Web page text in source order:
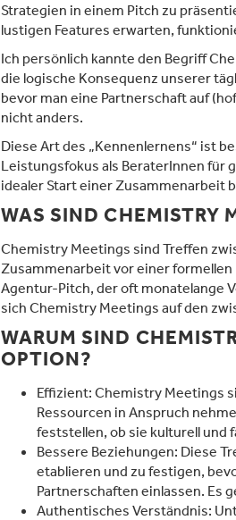
Strategien in einem Pitch zu
lustigen Features erwarten,
Ich persönlich kannte den Begriff
die logische Konsequenz unserer
bevor man eine Partnerschaft auf
nicht anders.
Diese Art des „Kennenlernens“ ist
Leistungsfokus als BeraterInnen für
idealer Start einer Zusammenarbeit
WAS SIND CHEMISTRY
Chemistry Meetings sind Treffen
Zusammenarbeit vor einer
Agentur-Pitch, der oft monatelange
sich Chemistry Meetings auf den
WARUM SIND
OPTION?
Effizient: Chemistry Meetings
Ressourcen in Anspruch
feststellen, ob sie kulturell und
Bessere Beziehungen: Diese
etablieren und zu festigen,
Partnerschaften einlassen. Es
Authentisches Verständnis: